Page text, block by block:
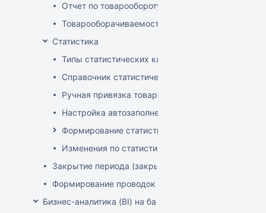
Отчет по товарообороту
Товарооборачиваемость по поставщикам
Статистика
Типы статистических классификаторов
Справочник статистических групп
Ручная привязка товаров к статистическим
Настройка автозаполнения статистических
Формирование статистических отчетов
Изменения по статистике с января 2025
Закрытие периода (закрытие документов)
Формирование проводок
Бизнес-аналитика (BI) на базе OLAP DRUID